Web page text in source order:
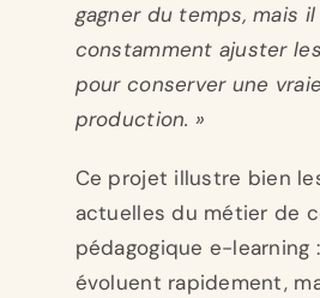
gagner du temps, mais
constamment ajuster
pour conserver une
production. »
Ce projet illustre bien
actuelles du métier de
pédagogique e-learning
évoluent rapidement,